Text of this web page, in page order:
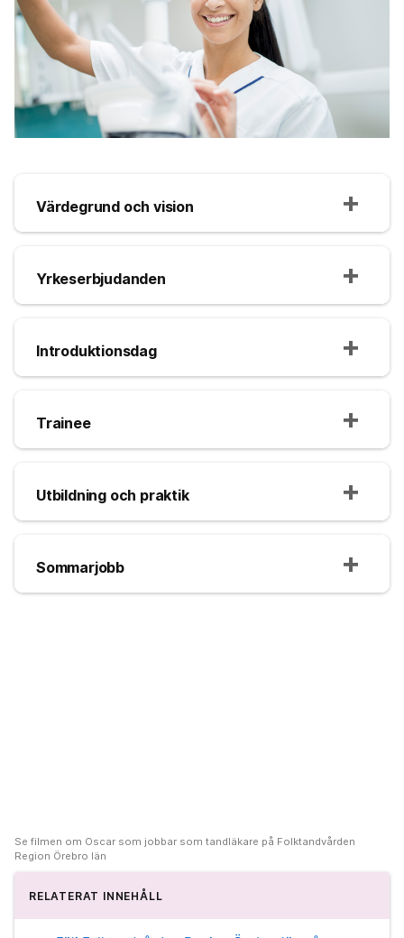
Värdegrund och vision
Yrkeserbjudanden
Introduktionsdag
Trainee
Utbildning och praktik
Sommarjobb
Se filmen om Oscar som jobbar som tandläkare på Folktandvården
Region Örebro län
RELATERAT INNEHÅLL